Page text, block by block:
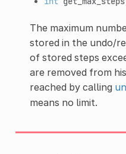
The maximum
stored in the undo/
of stored steps
are removed from
reached by calling
means no limit.